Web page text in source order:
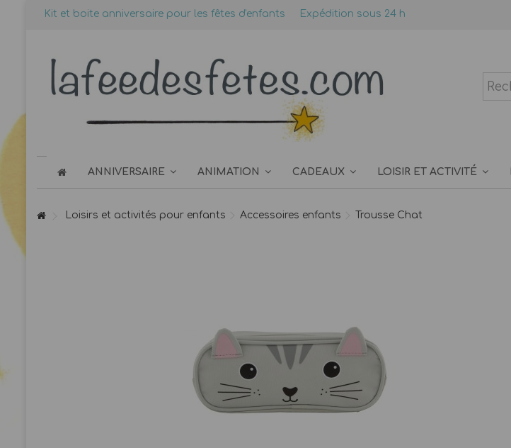
Kit et boite anniversaire pour les fêtes d'enfants Expédition sous 24 h
ANNIVERSAIRE ANIMATION CADEAUX LOISIR ET ACTIVITÉ
Loisirs et activités pour enfants Accessoires enfants Trousse Chat